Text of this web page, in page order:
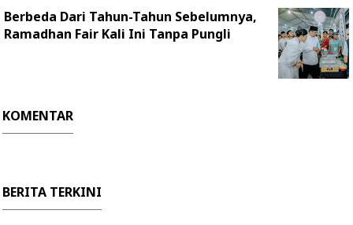
Berbeda Dari Tahun-Tahun Sebelumnya,
Ramadhan Fair Kali Ini Tanpa Pungli
KOMENTAR
BERITA TERKINI